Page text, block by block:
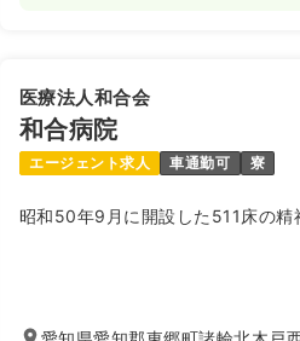
日祝休み
医療法人和合会
和合病院
エージェント求人 車通勤可 寮
昭和50年9月に開設した511床の精